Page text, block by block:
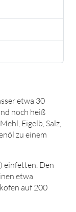
etwa 30
noch heiß
Eigelb, Salz,
zu einem
einfetten. Den
etwa
auf 200